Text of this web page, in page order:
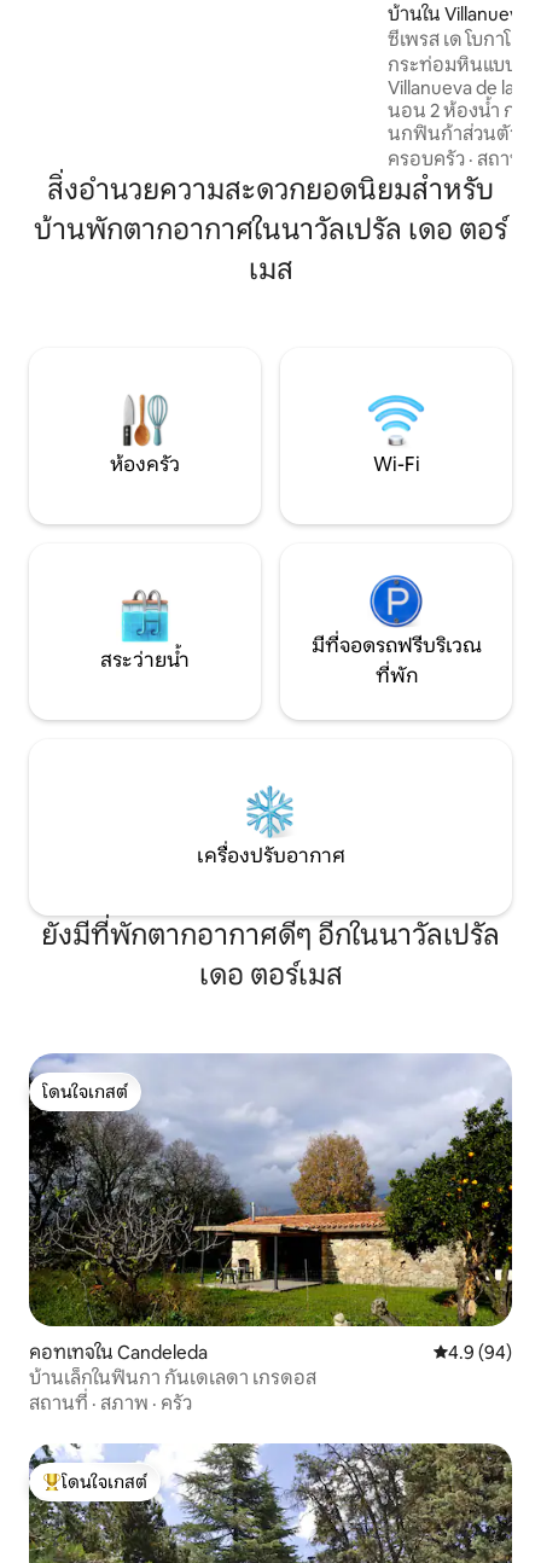
บ้านใน Villanueva
ซีเพรส เด โบกาโลโซ
กระท่อมหินแบบดั้ง
Villanueva de la
นอน 2 ห้องน้ำ กระท่อมหินน่ารักตั้งอยู่ใน
นกฟินก้าส่วนตัวข
ของเราขนาด 16
ของภูเขา Gredos ห้องนั่งเล่น/ห้องรับ
ประทานอาหารแบ
ห้องครัวที่มีอุปกร
ใหญ่ 3 ห้องและห้
ครอบครัว · สถานที่
สิ่งอำนวยความสะดวกยอดนิยมสำหรับ
บ้านพักตากอากาศในนาวัลเปรัล เดอ ตอร์
เมส
ห้องครัว Wi-Fi
สระว่ายน้ำ
มีที่จอดรถฟรีบริเวณ
ที่พัก
เครื่องปรับอากาศ
ยังมีที่พักตากอากาศดีๆ อีกในนาวัลเปรัล
เดอ ตอร์เมส
โดนใจเกสต์
โดนใจเกสต์
คอทเทจใน Candeleda คะแนนเฉลี่ย
4.9 (94)
บ้านเล็กในฟินกา กันเดเลดา เกรดอส
สถานที่ · สภาพ · ครัว
โดนใจเกสต์ที่สุด
โดนใจเกสต์